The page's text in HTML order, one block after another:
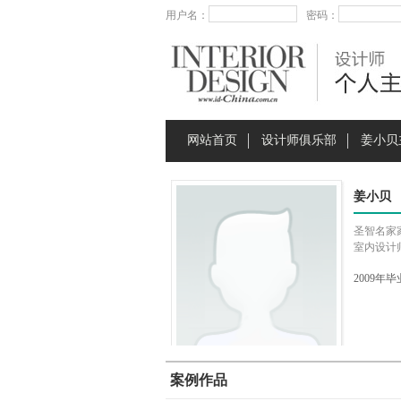
用户名： 密码：
网站首页 设计师俱乐部 姜小贝
姜小贝
圣智名家
室内设计
2009年毕
案例作品